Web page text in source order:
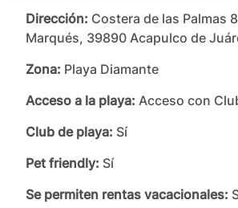
Dirección: Costera de las Palmas
Marqués, 39890 Acapulco de
Zona: Playa Diamante
Acceso a la playa: Acceso con
Club de playa: Sí
Pet friendly: Sí
Se permiten rentas vacacionales: